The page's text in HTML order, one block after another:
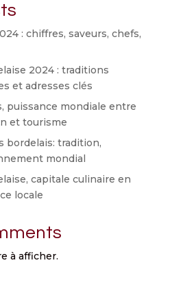
: chiffres, saveurs, chefs,
2024 : traditions
et adresses clés
puissance mondiale entre
et tourisme
bordelais: tradition,
mondial
capitale culinaire en
locale
à afficher.